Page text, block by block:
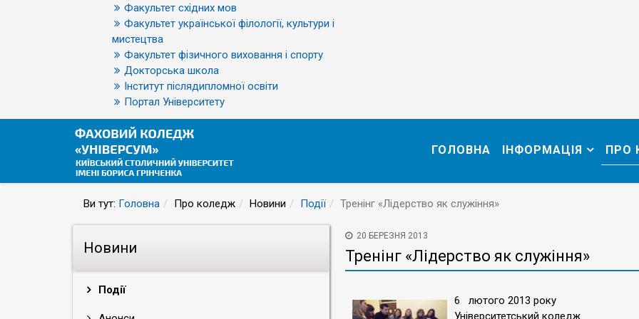
Факультет східних мов
Факультет української філології, культури і
мистецтва
Факультет фізичного виховання і спорту
Докторська школа
Інститут післядипломної освіти
Портал Університету
ГОЛОВНА ІНФОРМАЦІЯ ПРО
Ви тут: Головна Про коледж Новини Події Тренінг «Лідерство як служіння»
Новини
Події
20 БЕРЕЗНЯ 2013
Тренінг «Лідерство як служіння»
6 лютого 2013 року
Університетський коледж